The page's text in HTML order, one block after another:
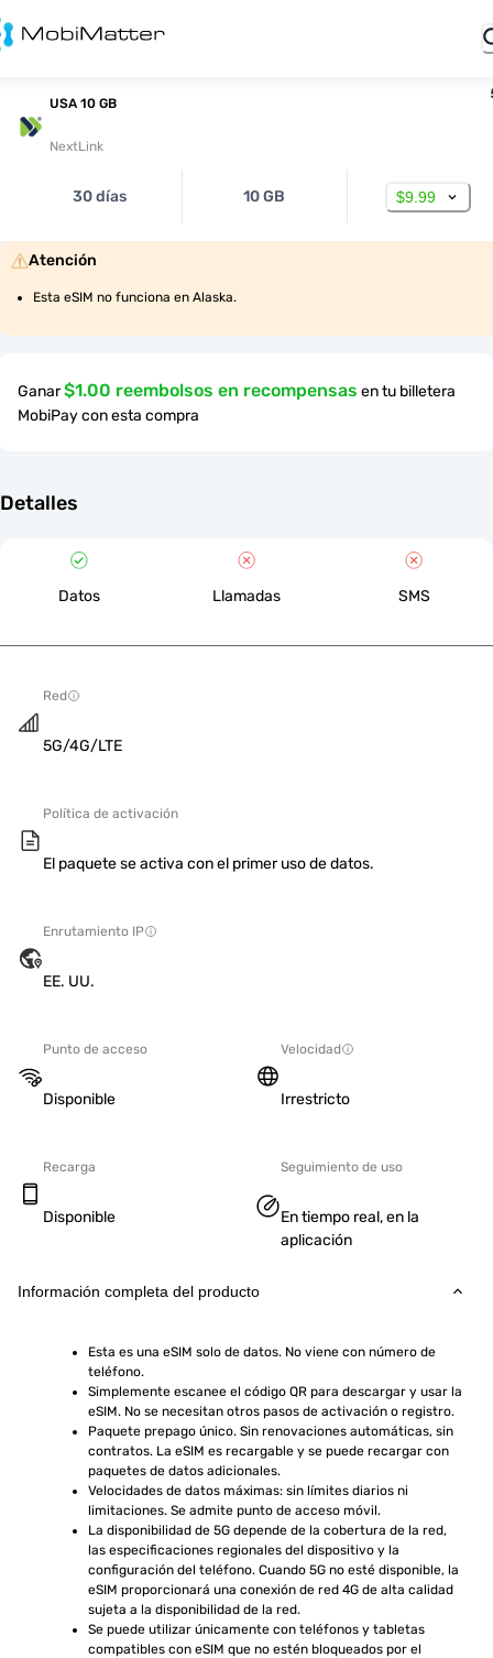
USA 10 GB
NextLink
30 días 10 GB $9.99
Atención
Esta eSIM no funciona en Alaska.
Ganar$1.00 reembolsos en recompensas en tu billetera
MobiPay con esta compra
Detalles
Datos Llamadas SMS
Red
5G/4G/LTE
Política de activación
El paquete se activa con el primer uso de datos.
Enrutamiento IP
EE. UU.
Punto de acceso
Disponible
Velocidad
Irrestricto
Recarga
Disponible
Seguimiento de uso
En tiempo real, en la
aplicación
Información completa del producto
Esta es una eSIM solo de datos. No viene con número de
teléfono.
Simplemente escanee el código QR para descargar y usar la
eSIM. No se necesitan otros pasos de activación o registro.
Paquete prepago único. Sin renovaciones automáticas, sin
contratos. La eSIM es recargable y se puede recargar con
paquetes de datos adicionales.
Velocidades de datos máximas: sin límites diarios ni
limitaciones. Se admite punto de acceso móvil.
La disponibilidad de 5G depende de la cobertura de la red,
las especificaciones regionales del dispositivo y la
configuración del teléfono. Cuando 5G no esté disponible, la
eSIM proporcionará una conexión de red 4G de alta calidad
sujeta a la disponibilidad de la red.
Se puede utilizar únicamente con teléfonos y tabletas
compatibles con eSIM que no estén bloqueados por el